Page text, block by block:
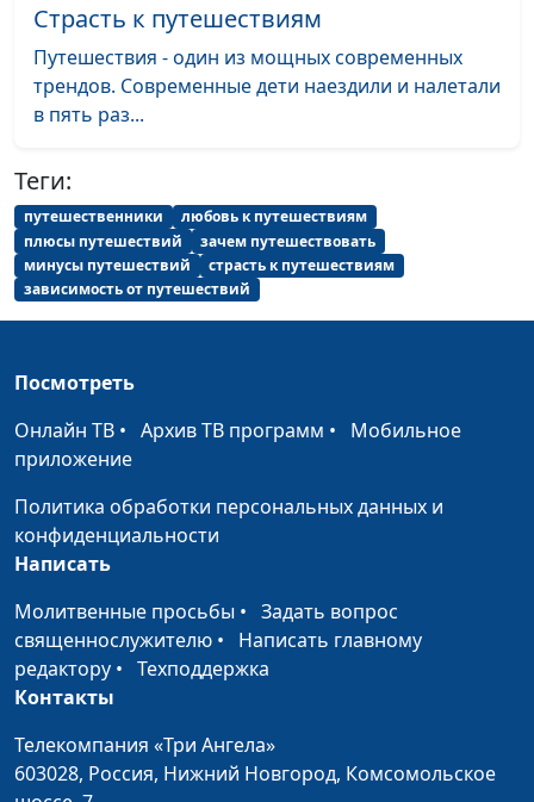
Катаев, Анна Гладкая,
Илья Брагов, Марианна
Лощева, Даниил Егоров
Катаев, Анна Гладкая,
Илья Брагов, Марианна
Лощева, Милена
Закаменных
Катаев, Анна Гладкая,
Лощева, Милена
Зависимости — нет!
Скрипников,
священнослужитель,
блогер, лидер молодежи
Как научиться
контролировать
свои эмоции
Скрипников,
священнослужитель,
Страсть к путешествиям
Путешествия - один из мощных современных
трендов. Современные дети наездили и налетали
в пять раз...
Теги:
путешественники
любовь к путешествиям
плюсы путешествий
зачем путешествовать
минусы путешествий
страсть к путешествиям
зависимость от путешествий
Посмотреть
Онлайн ТВ • Архив ТВ программ • Мобильное
приложение
Политика обработки персональных данных и
конфиденциальности
Написать
Молитвенные просьбы • Задать вопрос
священнослужителю • Написать главному
редактору • Техподдержка
Контакты
Телекомпания «Три Ангела»
603028, Россия, Нижний Новгород, Комсомольское